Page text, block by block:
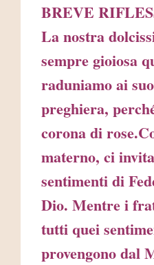
BREVE
La nostra
sempre gioiosa
raduniamo ai
preghiera,
corona di
materno, ci
sentimenti di
Dio. Mentre i
tutti quei
provengono dal